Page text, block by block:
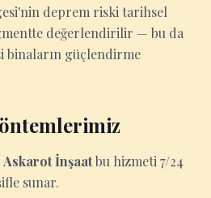
deprem riski tarihsel
değerlendirilir — bu da
binaların güçlendirme
Askarot İnşaatbu hizmeti 7/24
sunar.